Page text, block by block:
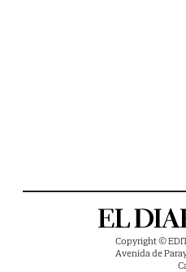
Copyright ©
Avenida de